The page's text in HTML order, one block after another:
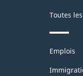
Toutes
Thèmes
sujets
Emplois